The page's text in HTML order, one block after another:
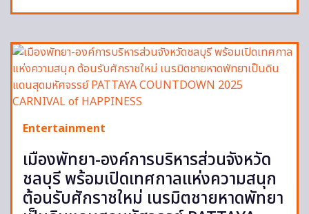
Entertainment
เมืองพัทยา-องค์การบริหารส่วนจังหวัด
ชลบุรี พร้อมเปิดเทศกาลแห่งความสนุก
ต้อนรับศักราชใหม่ เนรมิตชายหาดพัทยา